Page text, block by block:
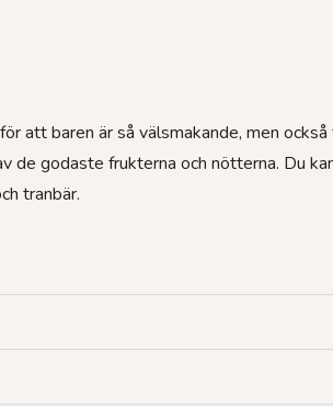
att baren är så välsmakande, men
de godaste frukterna och nötterna. Du
tranbär.